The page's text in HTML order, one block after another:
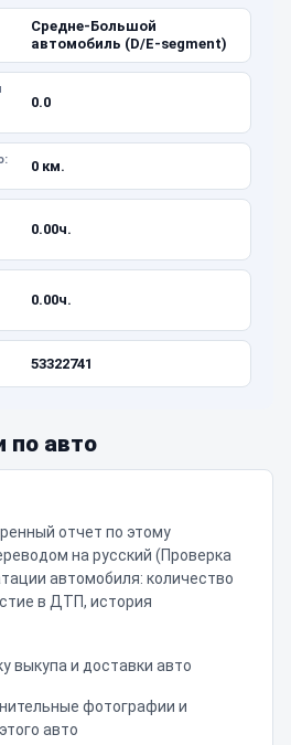
Средне-Большой
автомобиль (D/E-segment)
0.0
0 км.
0.00ч.
0.00ч.
53322741
по авто
отчет по этому
на русский (Проверка
автомобиля: количество
в ДТП, история
выкупа и доставки авто
фотографии и
авто